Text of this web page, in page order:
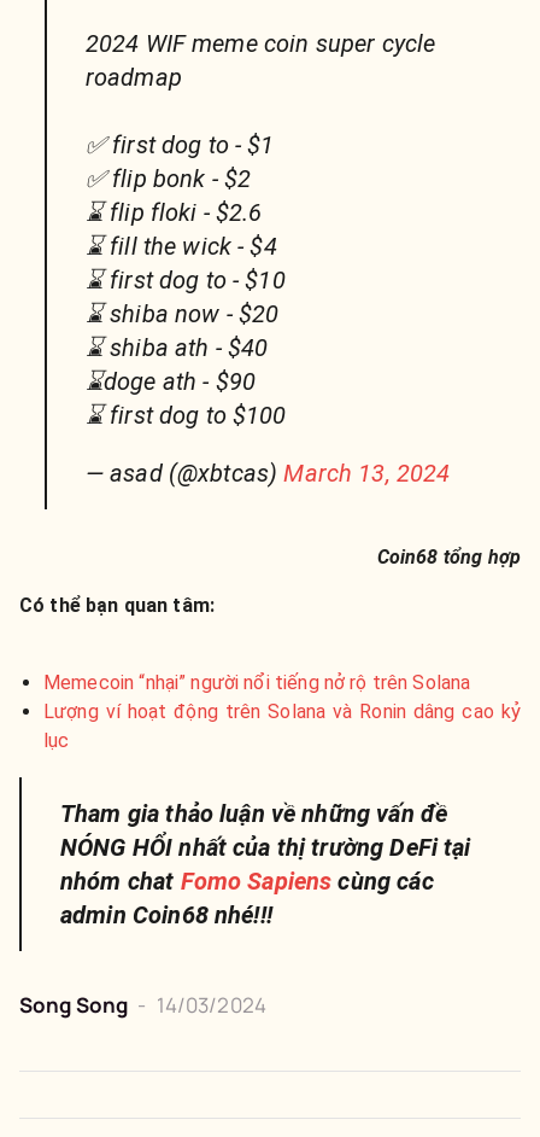
2024 WIF meme coin super cycle
roadmap
✅ first dog to - $1
✅ flip bonk - $2
⌛️ flip floki - $2.6
⌛️ fill the wick - $4
⌛️ first dog to - $10
⌛️ shiba now - $20
⌛️ shiba ath - $40
⌛️doge ath - $90
⌛️ first dog to $100
— asad (@xbtcas)March 13, 2024
Coin68 tổng hợp
Có thể bạn quan tâm:
Memecoin “nhại” người nổi tiếng nở rộ trên Solana
Lượng ví hoạt động trên Solana và Ronin dâng cao kỷ
lục
Tham gia thảo luận về những vấn đề
NÓNG HỔI nhất của thị trường DeFi tại
nhóm chat Fomo Sapiens cùng các
admin Coin68 nhé!!!
Song Song - 14/03/2024